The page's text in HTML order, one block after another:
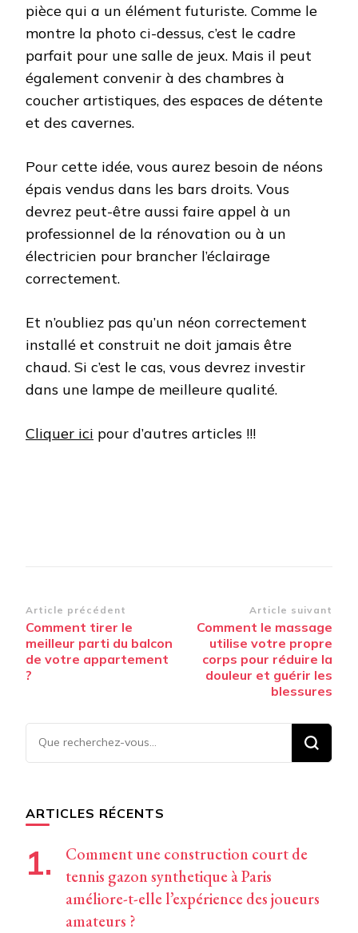
pièce qui a un élément futuriste. Comme le
montre la photo ci-dessus, c’est le cadre
parfait pour une salle de jeux. Mais il peut
également convenir à des chambres à
coucher artistiques, des espaces de détente
et des cavernes.
Pour cette idée, vous aurez besoin de néons
épais vendus dans les bars droits. Vous
devrez peut-être aussi faire appel à un
professionnel de la rénovation ou à un
électricien pour brancher l’éclairage
correctement.
Et n’oubliez pas qu’un néon correctement
installé et construit ne doit jamais être
chaud. Si c’est le cas, vous devrez investir
dans une lampe de meilleure qualité.
Cliquer ici pour d’autres articles !!!
Navigation
d’article
Article précédent
Comment tirer le
meilleur parti du balcon
de votre appartement
?
Article suivant
Comment le massage
utilise votre propre
corps pour réduire la
douleur et guérir les
blessures
Vous
recherchiez
ARTICLES RÉCENTS
Comment une construction court de
tennis gazon synthetique à Paris
améliore-t-elle l’expérience des joueurs
amateurs ?